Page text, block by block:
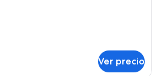
Ver precio